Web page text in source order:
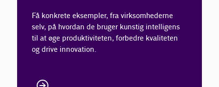
Få konkrete eksempler, fra virksomhederne
selv, på hvordan de bruger kunstig intelligens
til at øge produktiviteten, forbedre kvaliteten
og drive innovation.